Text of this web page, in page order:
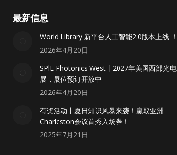
最新信息
World Library 新平台人工智能2.0版本上线 ！
2026年4月20日
SPlE Photonics West丨2027年美国西部光电
展，展位预订开放中
2026年4月20日
有奖活动丨夏日知识风暴来袭！赢取亚洲
Charleston会议首秀入场券！
2025年7月21日